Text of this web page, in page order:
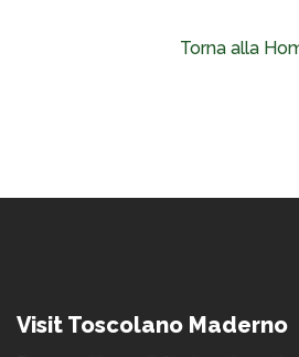
Torna alla
Visit Toscolano Maderno